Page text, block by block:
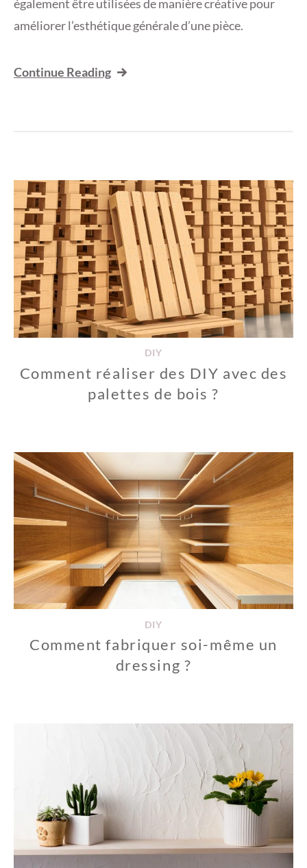
également être utilisées de manière créative pour
améliorer l’esthétique générale d’une pièce.
Continue Reading
DIY
Comment réaliser des DIY avec des
palettes de bois ?
DIY
Comment fabriquer soi-même un
dressing ?